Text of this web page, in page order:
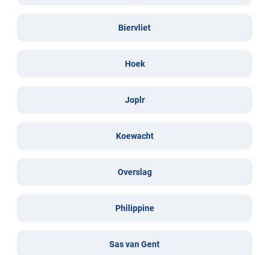
Biervliet
Hoek
Joplr
Koewacht
Overslag
Philippine
Sas van Gent